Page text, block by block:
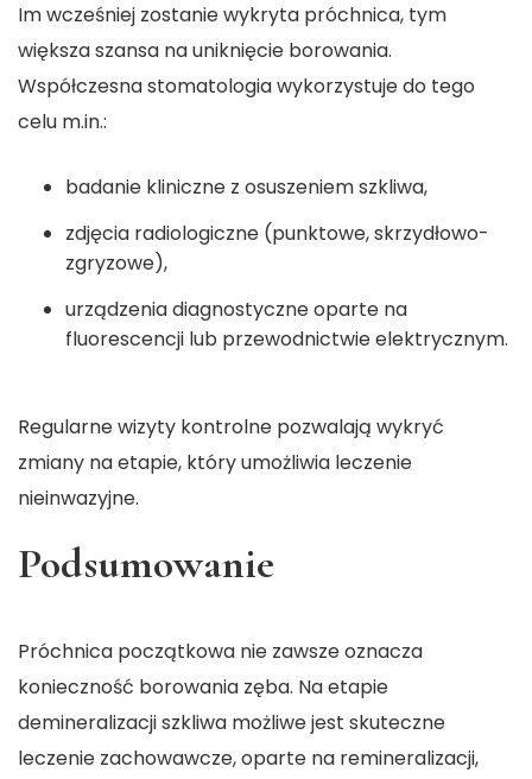
Im wcześniej zostanie wykryta próchnica, tym
większa szansa na uniknięcie borowania.
Współczesna stomatologia wykorzystuje do tego
celu m.in.:
badanie kliniczne z osuszeniem szkliwa,
zdjęcia radiologiczne (punktowe, skrzydłowo-
zgryzowe),
urządzenia diagnostyczne oparte na
fluorescencji lub przewodnictwie elektrycznym.
Regularne wizyty kontrolne pozwalają wykryć
zmiany na etapie, który umożliwia leczenie
nieinwazyjne.
Podsumowanie
Próchnica początkowa nie zawsze oznacza
konieczność borowania zęba. Na etapie
demineralizacji szkliwa możliwe jest skuteczne
leczenie zachowawcze, oparte na remineralizacji,